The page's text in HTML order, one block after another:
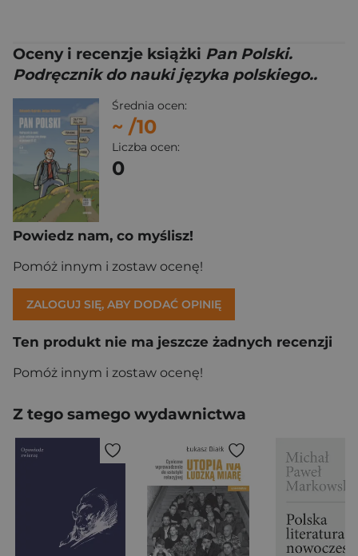
Oceny i recenzje książki Pan Polski.
Podręcznik do nauki języka polskiego..
Średnia ocen:
~ /10
Liczba ocen:
0
Powiedz nam, co myślisz!
Pomóż innym i zostaw ocenę!
ZALOGUJ SIĘ, ABY DODAĆ OPINIĘ
Ten produkt nie ma jeszcze żadnych recenzji
Pomóż innym i zostaw ocenę!
Z tego samego wydawnictwa